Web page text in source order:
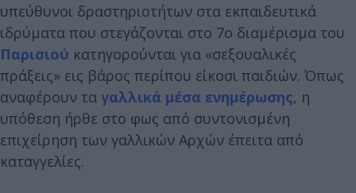
υπεύθυνοι δραστηριοτήτων στα εκπαιδευτικά
ιδρύματα που στεγάζονται στο 7ο διαμέρισμα του
Παρισιού κατηγορούνται για «σεξουαλικές
πράξεις» εις βάρος περίπου είκοσι παιδιών. Όπως
αναφέρουν τα γαλλικά μέσα ενημέρωσης, η
υπόθεση ήρθε στο φως από συντονισμένη
επιχείρηση των γαλλικών Αρχών έπειτα από
καταγγελίες.